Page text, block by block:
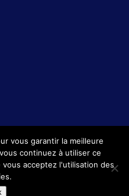
group
reserved -
vous garantir la meilleure
continuez à utiliser ce
acceptez l'utilisation des